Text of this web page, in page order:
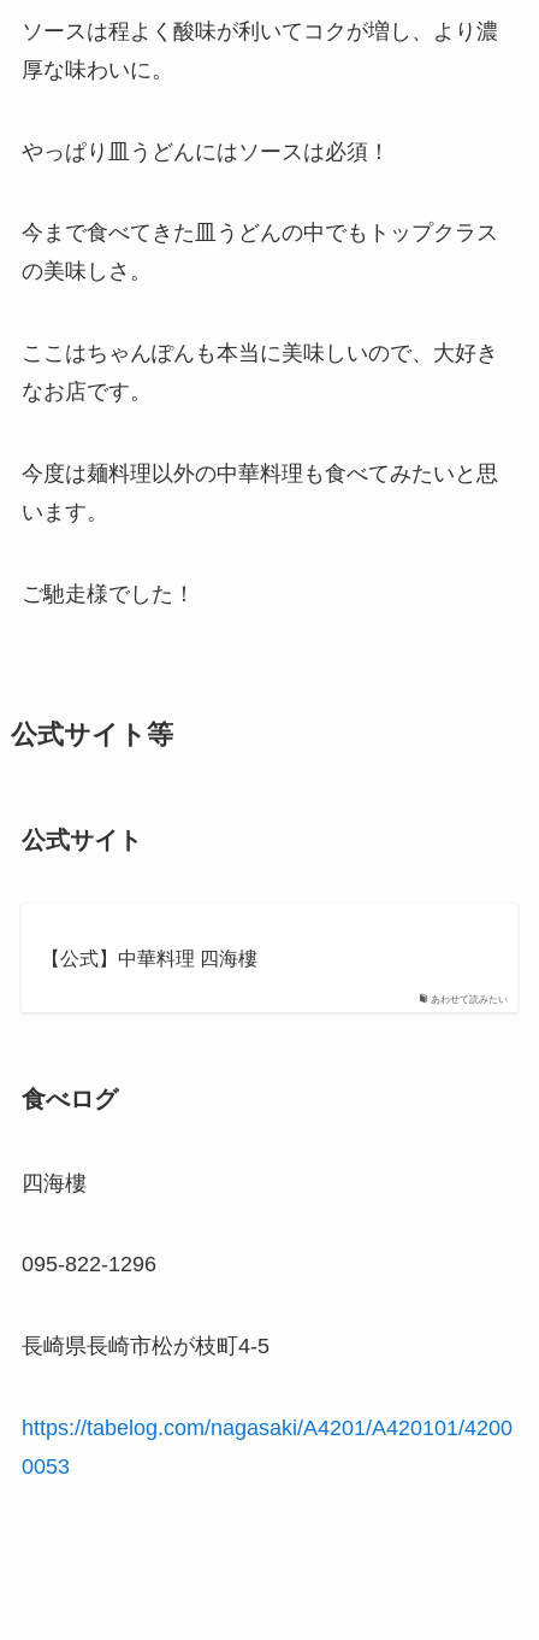
ソースは程よく酸味が利いてコクが増し、より濃
厚な味わいに。
やっぱり皿うどんにはソースは必須！
今まで食べてきた皿うどんの中でもトップクラス
の美味しさ。
ここはちゃんぽんも本当に美味しいので、大好き
なお店です。
今度は麺料理以外の中華料理も食べてみたいと思
います。
ご馳走様でした！
公式サイト等
公式サイト
あわせて読みたい
【公式】中華料理 四海樓
食べログ
四海樓
095-822-1296
長崎県長崎市松が枝町4-5
https://tabelog.com/nagasaki/A4201/A420101/4200
0053